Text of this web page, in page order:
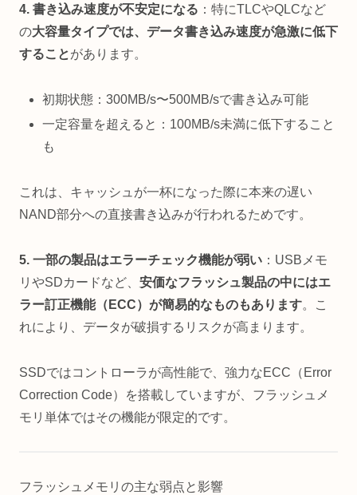
4. 書き込み速度が不安定になる ：特にTLCやQLCなど
の大容量タイプでは、データ書き込み速度が急激に低下
することがあります。
初期状態：300MB/s〜500MB/sで書き込み可能
一定容量を超えると：100MB/s未満に低下すること
も
これは、キャッシュが一杯になった際に本来の遅い
NAND部分への直接書き込みが行われるためです。
5. 一部の製品はエラーチェック機能が弱い ：USBメモ
リやSDカードなど、 安価なフラッシュ製品の中にはエ
ラー訂正機能（ECC）が簡易的なものもあります。こ
れにより、データが破損するリスクが高まります。
SSDではコントローラが高性能で、強力なECC（Error
Correction Code）を搭載していますが、フラッシュメ
モリ単体ではその機能が限定的です。
フラッシュメモリの主な弱点と影響